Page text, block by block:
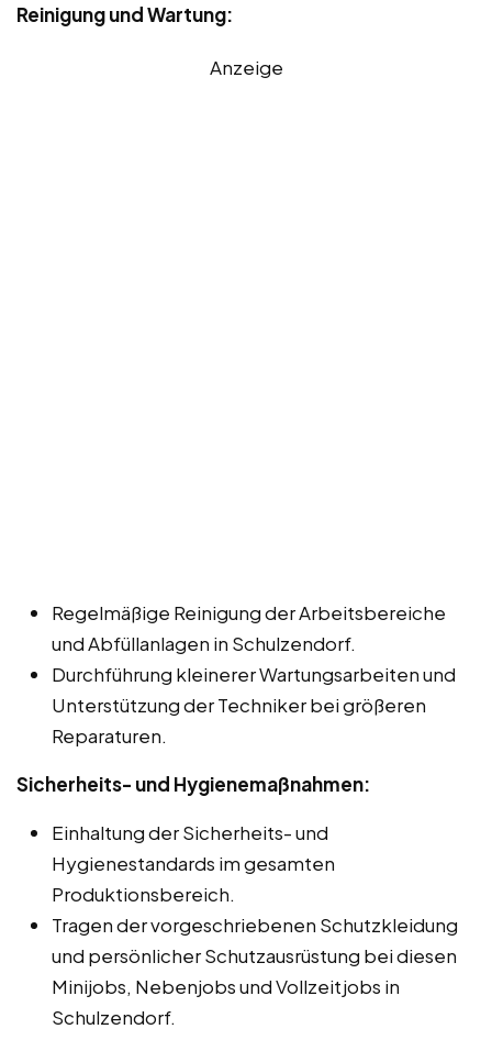
Reinigung und Wartung:
Anzeige
Regelmäßige Reinigung der Arbeitsbereiche
und Abfüllanlagen in Schulzendorf.
Durchführung kleinerer Wartungsarbeiten und
Unterstützung der Techniker bei größeren
Reparaturen.
Sicherheits- und Hygienemaßnahmen:
Einhaltung der Sicherheits- und
Hygienestandards im gesamten
Produktionsbereich.
Tragen der vorgeschriebenen Schutzkleidung
und persönlicher Schutzausrüstung bei diesen
Minijobs, Nebenjobs und Vollzeitjobs in
Schulzendorf.